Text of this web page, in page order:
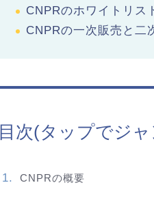
CNPRのホワイトリス
CNPRの一次販売と二
目次(タップでジ
CNPRの概要